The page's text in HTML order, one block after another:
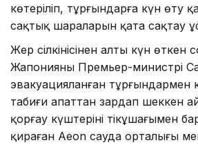
көтеріліп, тұрғындарға күн өту
сақтық шараларын қатаң сақтау
Жер сілкінісінен алты күн өткен
Жапонияның Премьер-министрі
эвакуацияланған тұрғындармен
табиғи апаттан зардап шеккен
қорғау күштерінің тікұшағымен
қираған Aeon сауда орталығы